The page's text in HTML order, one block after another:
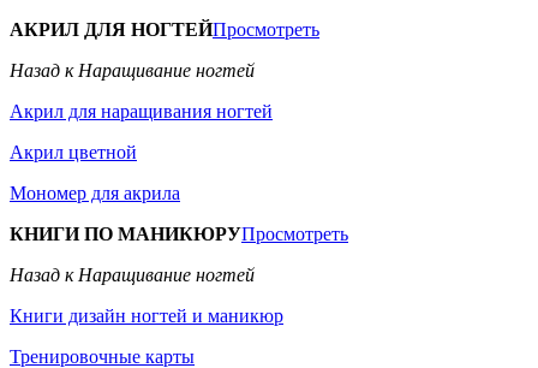
АКРИЛ ДЛЯ НОГТЕЙПросмотреть
Назад к Наращивание ногтей
Акрил для наращивания ногтей
Акрил цветной
Мономер для акрила
КНИГИ ПО МАНИКЮРУПросмотреть
Назад к Наращивание ногтей
Книги дизайн ногтей и маникюр
Тренировочные карты